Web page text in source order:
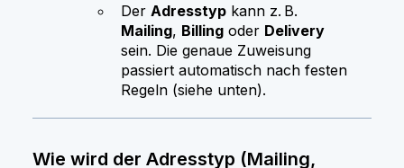
Der Adresstyp kann z. B.
Mailing, Billing oder Delivery
sein. Die genaue Zuweisung
passiert automatisch nach festen
Regeln (siehe unten).
Wie wird der Adresstyp (Mailing,